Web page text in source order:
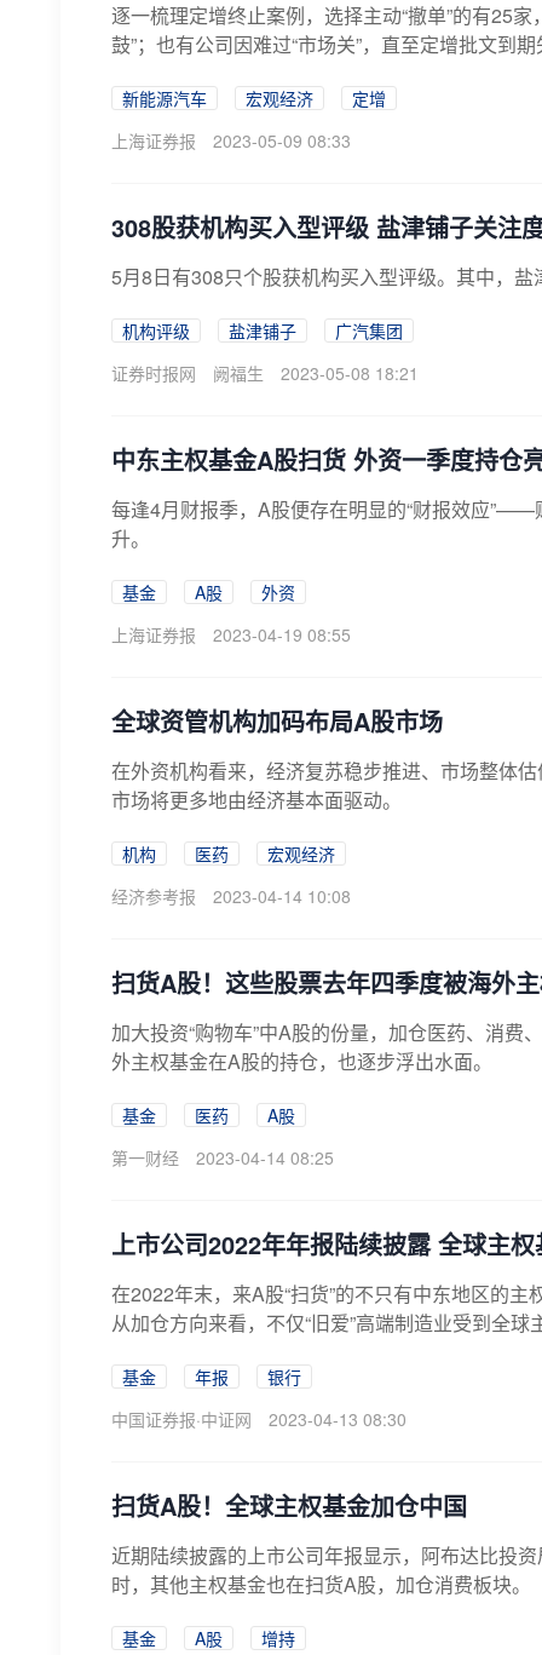
逐一梳理定增终止案例，选择主动“撤单”的有25
鼓”；也有公司因难过“市场关”，直至定增批文到
新能源汽车 宏观经济
定增
上海证券报
2023-05-09 08:33
308股获机构买入型评级 盐津铺子关注
5月8日有308只个股获机构买入型评级。其中，
机构评级 盐津铺子
广汽集团
证券时报网
阙福生 2023-05-08 18:21
中东主权基金A股扫货 外资一季度持仓
每逢4月财报季，A股便存在明显的“财报效应
升。
基金 A股
外资
上海证券报
2023-04-19 08:55
全球资管机构加码布局A股市场
在外资机构看来，经济复苏稳步推进、市场整体
市场将更多地由经济基本面驱动。
机构 医药
宏观经济
经济参考报
2023-04-14 10:08
扫货A股！这些股票去年四季度被海外
加大投资“购物车”中A股的份量，加仓医药、消
外主权基金在A股的持仓，也逐步浮出水面。
基金 医药
A股
第一财经
2023-04-14 08:25
上市公司2022年年报陆续披露 全球主
在2022年末，来A股“扫货”的不只有中东地区的
从加仓方向来看，不仅“旧爱”高端制造业受到全
基金 年报
银行
中国证券报·中证网
2023-04-13 08:30
扫货A股！全球主权基金加仓中国
近期陆续披露的上市公司年报显示，阿布达比投
时，其他主权基金也在扫货A股，加仓消费板块。
基金 A股
增持